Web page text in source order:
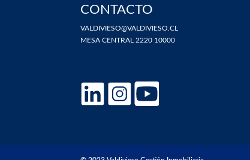
CONTACTO
VALDIVIESO@VALDIVIESO.CL
MESA CENTRAL 2220 10000